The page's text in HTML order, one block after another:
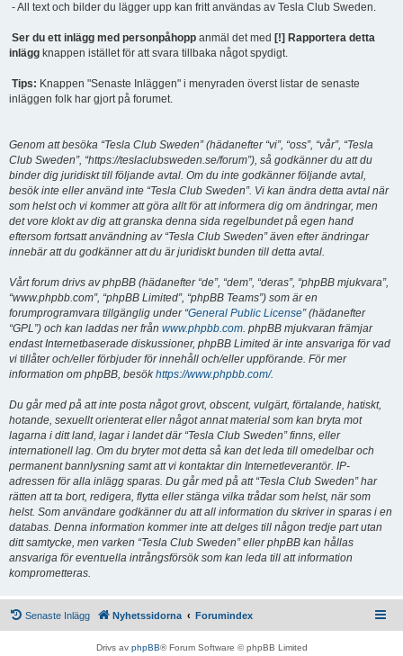
- All text och bilder du lägger upp kan fritt användas av Tesla Club Sweden.
Ser du ett inlägg med personpåhopp anmäl det med [!] Rapportera detta
inlägg knappen istället för att svara tillbaka något spydigt.
Tips: Knappen "Senaste Inläggen" i menyraden överst listar de senaste
inläggen folk har gjort på forumet.
Genom att besöka “Tesla Club Sweden” (hädanefter “vi”, “oss”, “vår”, “Tesla
Club Sweden”, “https://teslaclubsweden.se/forum”), så godkänner du att du
binder dig juridiskt till följande avtal. Om du inte godkänner följande avtal,
besök inte eller använd inte “Tesla Club Sweden”. Vi kan ändra detta avtal när
som helst och vi kommer att göra allt för att informera dig om ändringar, men
det vore klokt av dig att granska denna sida regelbundet på egen hand
eftersom fortsatt användning av “Tesla Club Sweden” även efter ändringar
innebär att du godkänner att du är juridiskt bunden till detta avtal.
Vårt forum drivs av phpBB (hädanefter “de”, “dem”, “deras”, “phpBB mjukvara”,
“www.phpbb.com”, “phpBB Limited”, “phpBB Teams”) som är en
forumprogramvara tillgänglig under “General Public License” (hädanefter
“GPL”) och kan laddas ner från www.phpbb.com. phpBB mjukvaran främjar
endast Internetbaserade diskussioner, phpBB Limited är inte ansvariga för vad
vi tillåter och/eller förbjuder för innehåll och/eller uppförande. För mer
information om phpBB, besökhttps://www.phpbb.com/.
Du går med på att inte posta något grovt, obscent, vulgärt, förtalande, hatiskt,
hotande, sexuellt orienterat eller något annat material som kan bryta mot
lagarna i ditt land, lagar i landet där “Tesla Club Sweden” finns, eller
internationell lag. Om du bryter mot detta så kan det leda till omedelbar och
permanent bannlysning samt att vi kontaktar din Internetleverantör. IP-
adressen för alla inlägg sparas. Du går med på att “Tesla Club Sweden” har
rätten att ta bort, redigera, flytta eller stänga vilka trådar som helst, när som
helst. Som användare godkänner du att all information du skriver in sparas i en
databas. Denna information kommer inte att delges till någon tredje part utan
ditt samtycke, men varken “Tesla Club Sweden” eller phpBB kan hållas
ansvariga för eventuella intrångsförsök som kan leda till att information
komprometteras.
Senaste Inlägg Nyhetssidorna Forumindex
Drivs av phpBB® Forum Software © phpBB Limited